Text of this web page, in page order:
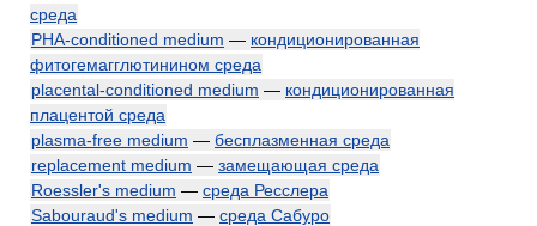
среда
PHA-conditioned medium — кондиционированная
фитогемагглютинином среда
placental-conditioned medium — кондиционированная
плацентой среда
plasma-free medium — бесплазменная среда
replacement medium — замещающая среда
Roessler's medium — среда Ресслера
Sabouraud's medium — среда Сабуро